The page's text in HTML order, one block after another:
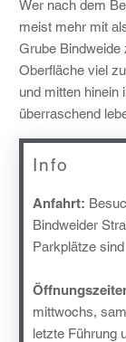
Wer nach dem
meist mehr mit
Grube Bindweide
Oberfläche viel
und mitten hinein
überraschend
Info
Anfahrt:
Bindweider
Parkplätze
mittwochs,
letzte Führung